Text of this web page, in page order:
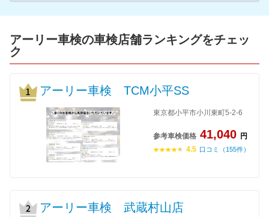
アーリー車検の車検店舗ランキングをチェッ
ク
アーリー車検 TCM小平SS
東京都小平市小川東町5-2-6
参考車検価格 41,040 円
4.5 口コミ（155件）
アーリー車検 武蔵村山店